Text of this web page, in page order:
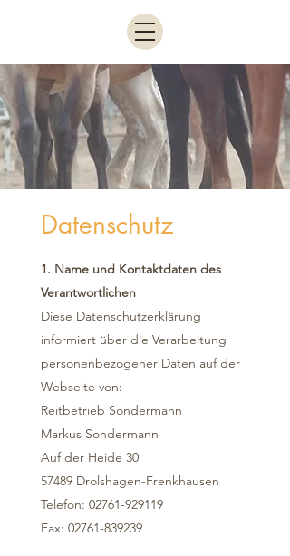
Datenschutz
1. Name und Kontaktdaten des
Verantwortlichen
Diese Datenschutzerklärung
informiert über die Verarbeitung
personenbezogener Daten auf der
Webseite von:
Reitbetrieb Sondermann
Markus Sondermann
Auf der Heide 30
57489 Drolshagen-Frenkhausen
Telefon: 02761-929119
Fax: 02761-839239